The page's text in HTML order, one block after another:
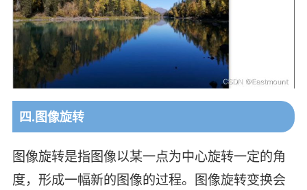
四.图像旋转
图像旋转是指图像以某一点为中心旋转一定的角
度，形成一幅新的图像的过程。图像旋转变换会